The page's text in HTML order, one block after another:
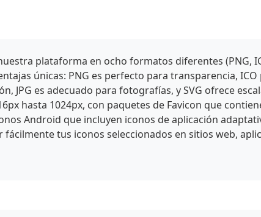
plataforma en ocho formatos diferentes (PNG,
únicas: PNG es perfecto para transparencia,
JPG es adecuado para fotografías, y SVG ofrece
hasta 1024px, con paquetes de Favicon que
Android que incluyen iconos de aplicación
fácilmente tus iconos seleccionados en sitios web,